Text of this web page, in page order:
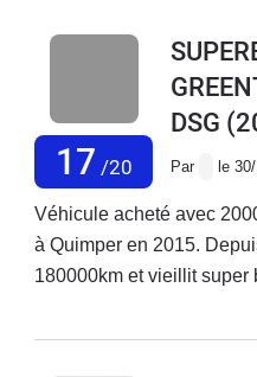
17 /20
DSG
Par le
Véhicule acheté avec
à Quimper en 2015.
180000km et vieillit super
fin de la garantie j’ai